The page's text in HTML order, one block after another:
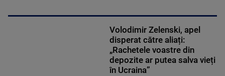
Volodimir Zelenski, apel
disperat către aliați:
„Rachetele voastre din
depozite ar putea salva vieți
în Ucraina”